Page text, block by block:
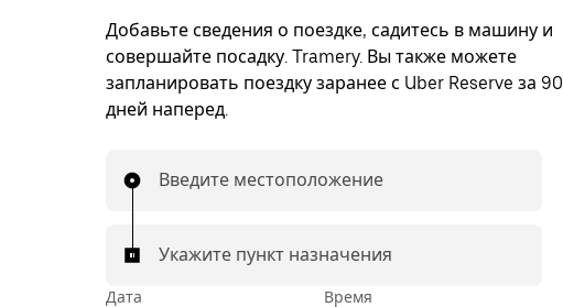
Добавьте сведения о поездке, садитесь в машину и
совершайте посадку. Tramery. Вы также можете
запланировать поездку заранее с Uber Reserve за 90
дней наперед.
Введите местоположение
Укажите пункт назначения
Дата Время